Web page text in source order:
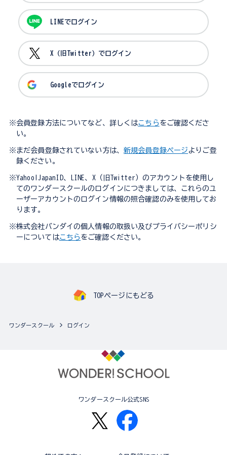
LINEでログイン
X（旧Twitter）でログイン
Googleでログイン
※会員登録方法についてなど、詳しくはこちら をご確認くださ
い。
※まだ会員登録されていない方は、 新規会員登録ページ よりご登
録ください。
※Yahoo!JapanID、LINE、X（旧Twitter）のアカウントを使用し
てのワンダースクールのログインにつきましては、これらのユ
ーザーアカウントのログイン情報の照合確認のみを使用してお
ります。
※株式会社バンダイの個人情報の取扱い及びプライバシーポリシ
ーについてはこちら をご確認ください。
TOPページにもどる
ワンダースクール ログイン
ワンダースクール公式SNS